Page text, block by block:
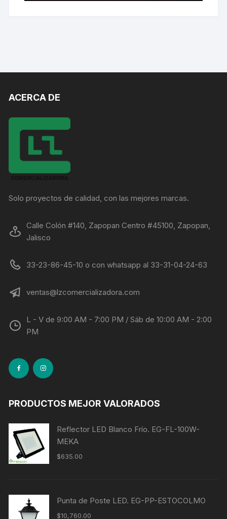
ACERCA DE
Solo proyectos de calidad, con las mejores marcas.
Calle Colón #140, Zapopan Centro #45100, Zapopan,
Jalisco
33-23-86-45-10 o con whatsapp al 33-31-04-24-63
ventas@lzcomercializadora.com
L - V de 9:00 AM - 7:00 PM / Sáb de 10:00 AM - 2:00
PM
PRODUCTOS MEJOR VALORADOS
Reflector LED Blanco Frío. EG-FL-100W-
MEKA
$635.00
Punta de Poste LED. EG-PP-ESTOCOLMO
$10,760.00